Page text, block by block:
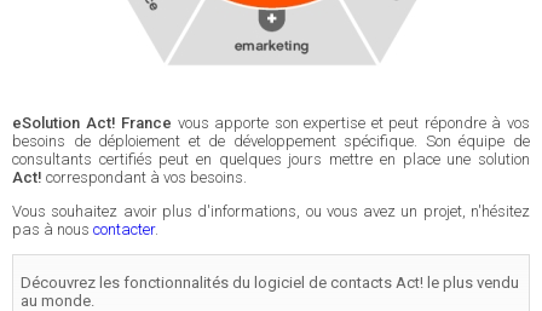
eSolution Act! France vous apporte son expertise et peut répondre à vos
besoins de déploiement et de développement spécifique. Son équipe de
consultants certifiés peut en quelques jours mettre en place une solution
Act! correspondant à vos besoins.
Vous souhaitez avoir plus d'informations, ou vous avez un projet, n'hésitez
pas à nous contacter.
Découvrez les fonctionnalités du logiciel de contacts Act! le plus vendu
au monde.